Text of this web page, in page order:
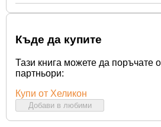
Къде да купите
Тази книга можете да поръчате
партньори:
Купи от Хеликон
Добави в любими